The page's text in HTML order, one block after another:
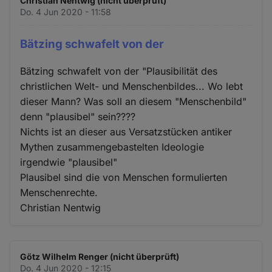
Do. 4 Jun 2020 - 11:58
Bätzing schwafelt von der
Bätzing schwafelt von der "Plausibilität des
christlichen Welt- und Menschenbildes... Wo lebt
dieser Mann? Was soll an diesem "Menschenbild"
denn "plausibel" sein????
Nichts ist an dieser aus Versatzstücken antiker
Mythen zusammengebastelten Ideologie
irgendwie "plausibel"
Plausibel sind die von Menschen formulierten
Menschenrechte.
Christian Nentwig
Götz Wilhelm Renger (nicht überprüft)
Do. 4 Jun 2020 - 12:15